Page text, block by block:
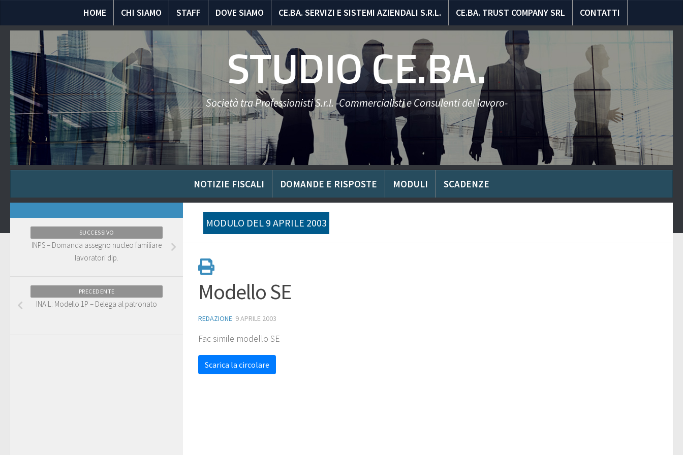
HOME CHI SIAMO STAFF DOVE SIAMO CE.BA. SERVIZI E SISTEMI AZIENDALI S.R.L. CE.BA. TRUST COMPANY SRL CONTATTI
STUDIO CE.BA.
Società tra Professionisti S.r.l. -Commercialisti e Consulenti del lavoro-
NOTIZIE FISCALI DOMANDE E RISPOSTE MODULI SCADENZE
MODULO DEL 9 APRILE 2003
Modello SE
REDAZIONE· 9 APRILE 2003
Fac simile modello SE
Scarica la circolare
SUCCESSIVO
INPS – Domanda assegno nucleo familiare
lavoratori dip.
PRECEDENTE
INAIL: Modello 1P – Delega al patronato